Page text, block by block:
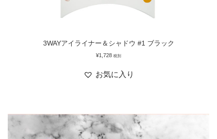
3WAYアイライナー＆シャドウ #1 ブラック
¥1,728 税別
お気に入り